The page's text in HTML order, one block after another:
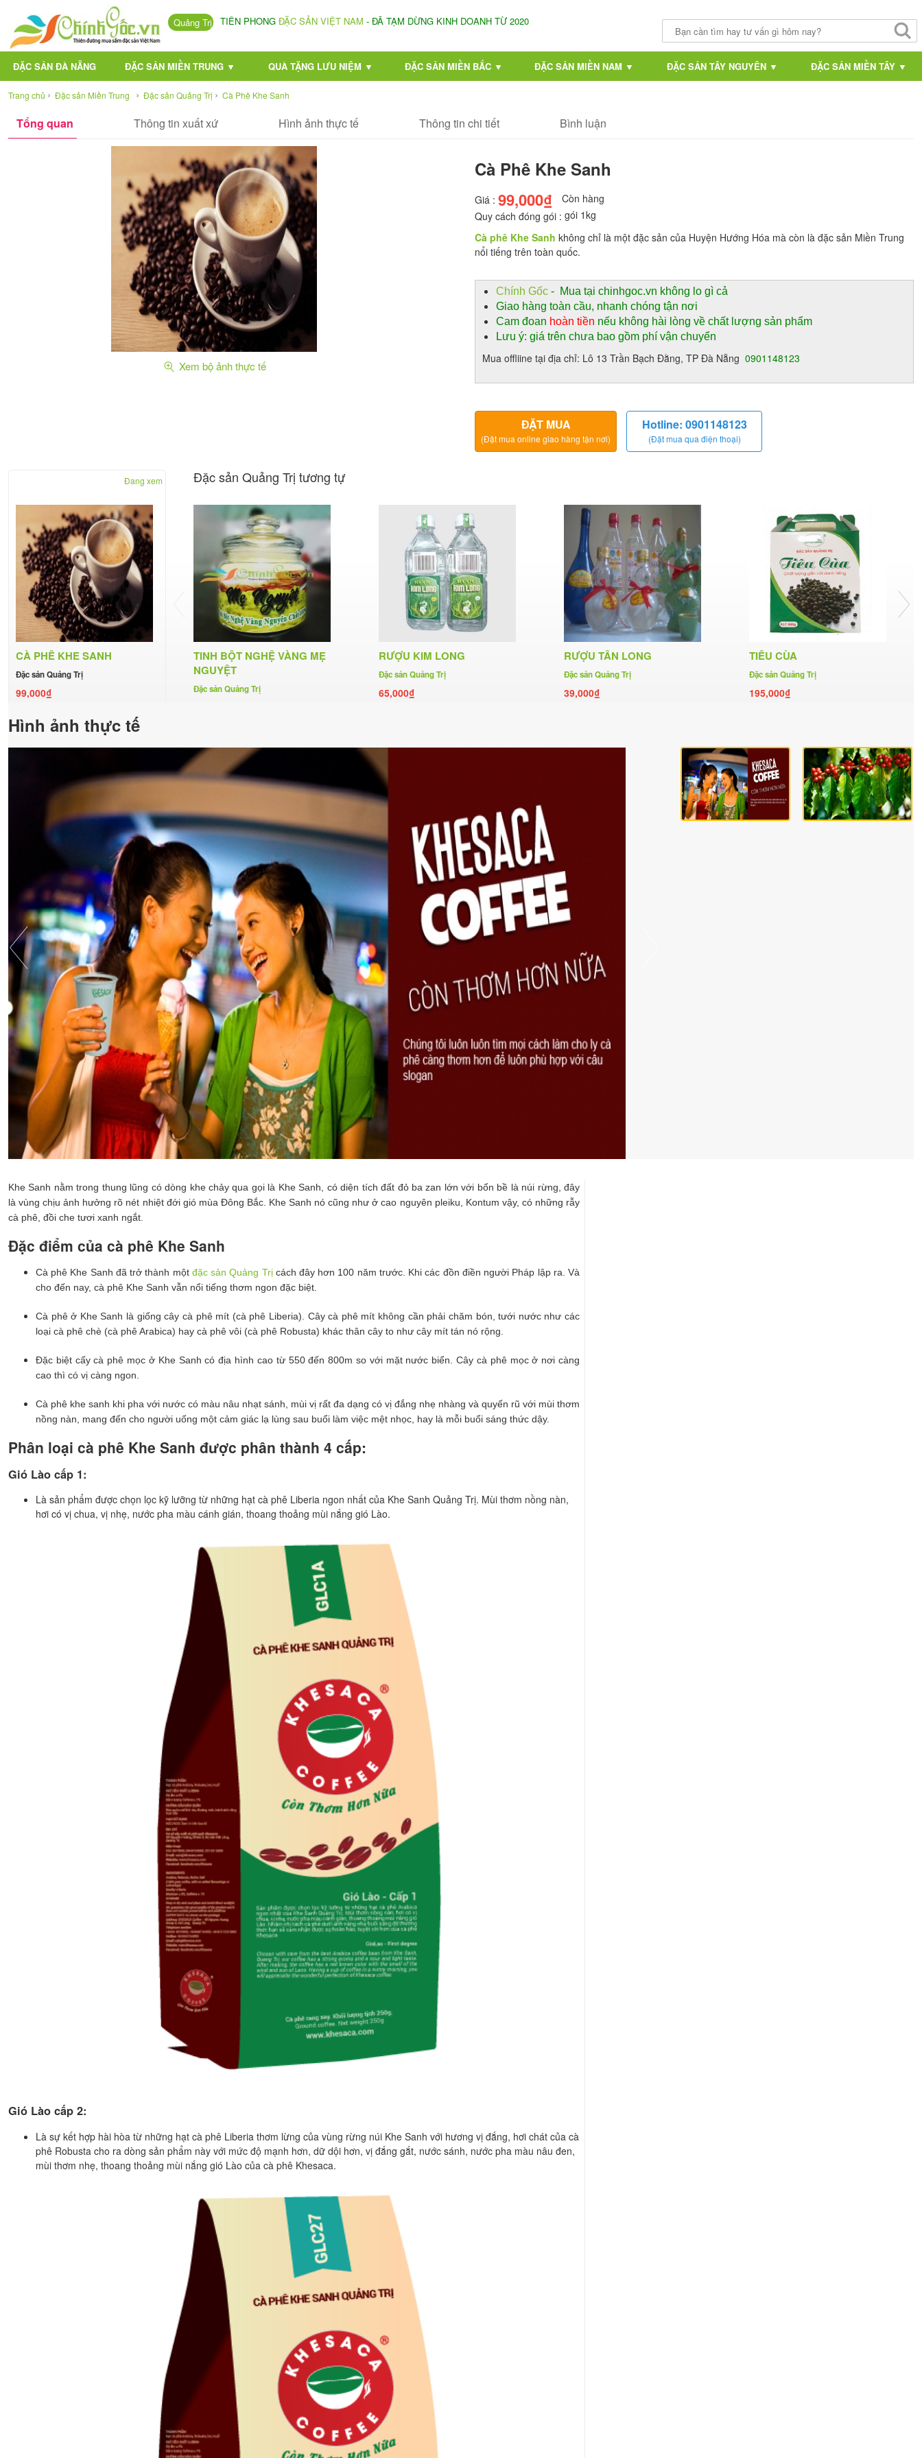
Quảng Trị TIÊN PHONGĐẶC SẢN VIỆT NAM - ĐÃ TẠM DỪNG KINH DOANH TỪ 2020
ĐẶC SẢN ĐÀ NẴNG ĐẶC SẢN MIỀN TRUNG ▼ QUÀ TẶNG LƯU NIỆM ▼ ĐẶC SẢN MIỀN BẮC ▼ ĐẶC SẢN MIỀN NAM ▼ ĐẶC SẢN TÂY NGUYÊN ▼ ĐẶC SẢN MIỀN TÂY ▼
Trang chủ › Đặc sản Miền Trung › Đặc sản Quảng Trị › Cà Phê Khe Sanh
Tổng quan Thông tin xuất xứ Hình ảnh thực tế Thông tin chi tiết Bình luận
Xem bộ ảnh thực tế
Cà Phê Khe Sanh
Giá : 99,000₫
Còn hàng
Quy cách đóng gói : gói 1kg
Cà phê Khe Sanh không chỉ là một đặc sản của Huyện Hướng Hóa mà còn là đặc sản Miền Trung
nổi tiếng trên toàn quốc.
Chính Gốc - Mua tại chinhgoc.vn không lo gì cả
Giao hàng toàn cầu, nhanh chóng tận nơi
Cam đoan hoàn tiền nếu không hài lòng về chất lượng sản phẩm
Lưu ý: giá trên chưa bao gồm phí vận chuyển
Mua offliine tại địa chỉ: Lô 13 Trần Bạch Đằng, TP Đà Nẵng 0901148123
ĐẶT MUA
(Đặt mua online giao hàng tận nơi)
Hotline: 0901148123
(Đặt mua qua điện thoại)
Đang xem
CÀ PHÊ KHE SANH
Đặc sản Quảng Trị
99,000₫
Đặc sản Quảng Trị tương tự
TINH BỘT NGHỆ VÀNG MẸ
NGUYỆT
Đặc sản Quảng Trị
RƯỢU KIM LONG
Đặc sản Quảng Trị
65,000₫
RƯỢU TÂN LONG
Đặc sản Quảng Trị
39,000₫
TIÊU CÙA
Đặc sản Quảng Trị
195,000₫
Hình ảnh thực tế
Khe Sanh nằm trong thung lũng có dòng khe chảy qua gọi là Khe Sanh, có diện tích đất đỏ ba zan lớn với bốn bề là núi rừng, đây
là vùng chịu ảnh hưởng rõ nét nhiệt đới gió mùa Đông Bắc. Khe Sanh nó cũng như ở cao nguyên pleiku, Kontum vậy, có những rẫy
cà phê, đồi che tươi xanh ngắt.
Đặc điểm của cà phê Khe Sanh
Cà phê Khe Sanh đã trở thành một đặc sản Quảng Trịcách đây hơn 100 năm trước. Khi các đồn điền người Pháp lập ra. Và
cho đến nay, cà phê Khe Sanh vẫn nổi tiếng thơm ngon đặc biệt.
Cà phê ở Khe Sanh là giống cây cà phê mít (cà phê Liberia). Cây cà phê mít không cần phải chăm bón, tưới nước như các
loại cà phê chè (cà phê Arabica) hay cà phê vôi (cà phê Robusta) khác thân cây to như cây mít tán nó rộng.
Đặc biệt cấy cà phê mọc ở Khe Sanh có địa hình cao từ 550 đến 800m so với mặt nước biển. Cây cà phê mọc ở nơi càng
cao thì có vị càng ngon.
Cà phê khe sanh khi pha với nước có màu nâu nhạt sánh, mùi vị rất đa dạng có vị đắng nhẹ nhàng và quyến rũ với mùi thơm
nồng nàn, mang đến cho người uống một cảm giác lạ lùng sau buổi làm việc mệt nhọc, hay là mỗi buổi sáng thức dậy.
Phân loại cà phê Khe Sanh được phân thành 4 cấp:
Gió Lào cấp 1:
Là sản phẩm được chọn lọc kỹ lưỡng từ những hạt cà phê Liberia ngon nhất của Khe Sanh Quảng Trị. Mùi thơm nồng nàn,
hơi có vị chua, vị nhẹ, nước pha màu cánh gián, thoang thoảng mùi nắng gió Lào.
Gió Lào cấp 2:
Là sự kết hợp hài hòa từ những hạt cà phê Liberia thơm lừng của vùng rừng núi Khe Sanh với hương vị đắng, hơi chát của cà
phê Robusta cho ra dòng sản phẩm này với mức độ mạnh hơn, dữ dội hơn, vị đắng gắt, nước sánh, nước pha màu nâu đen,
mùi thơm nhẹ, thoang thoảng mùi nắng gió Lào của cà phê Khesaca.